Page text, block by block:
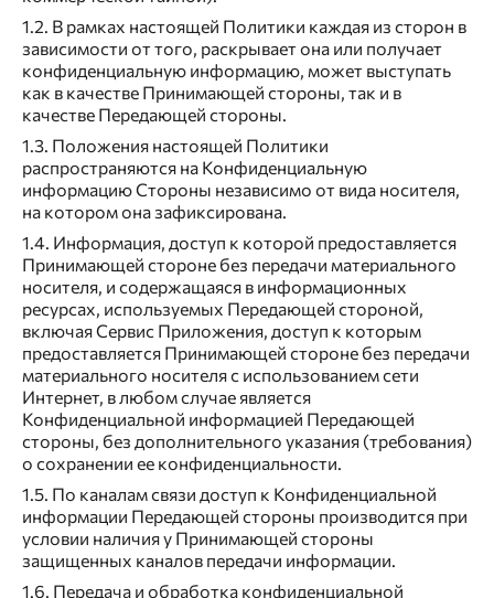
1.2. В рамках настоящей Политики каждая из сторон в
зависимости от того, раскрывает она или получает
конфиденциальную информацию, может выступать
как в качестве Принимающей стороны, так и в
качестве Передающей стороны.
1.3. Положения настоящей Политики
распространяются на Конфиденциальную
информацию Стороны независимо от вида носителя,
на котором она зафиксирована.
1.4. Информация, доступ к которой предоставляется
Принимающей стороне без передачи материального
носителя, и содержащаяся в информационных
ресурсах, используемых Передающей стороной,
включая Сервис Приложения, доступ к которым
предоставляется Принимающей стороне без передачи
материального носителя с использованием сети
Интернет, в любом случае является
Конфиденциальной информацией Передающей
стороны, без дополнительного указания (требования)
о сохранении ее конфиденциальности.
1.5. По каналам связи доступ к Конфиденциальной
информации Передающей стороны производится при
условии наличия у Принимающей стороны
защищенных каналов передачи информации.
1.6. Передача и обработка конфиденциальной